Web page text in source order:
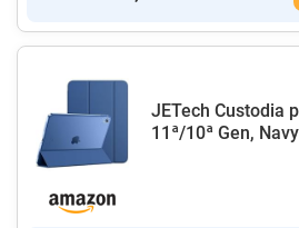
JETech Custodia
11ª/10ª Gen, Navy